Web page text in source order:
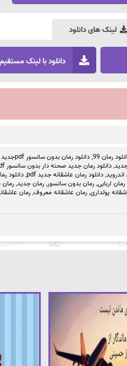
لینک های دانلود
دانلود با لینک مستقیم
رمان 99 ,دانلود رمان بدون سانسور pdfجدید رایگان
,دانلود رمان جدید صحنه دار بدون سانسور pdf
,دانلود رمان عاشقانه جدید pdf ,دانلود
رمان اربابی,رمان بدون سانسور,رمان جدید,رمان
پولداری,رمان عاشقانه معروف,رمان